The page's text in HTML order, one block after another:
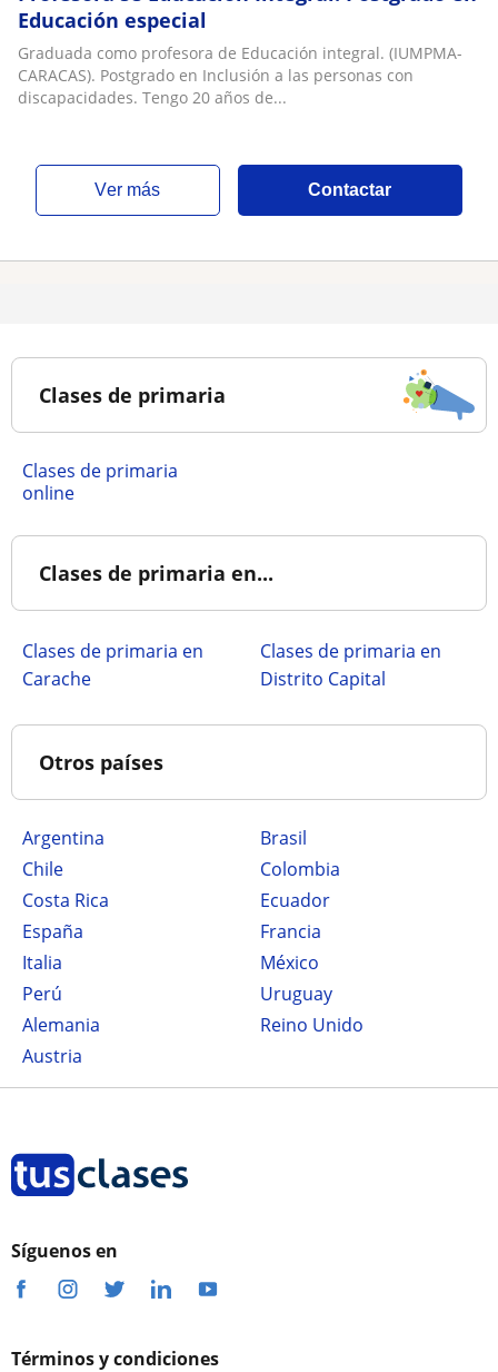
Educación especial
Graduada como profesora de Educación integral. (IUMPMA-
CARACAS). Postgrado en Inclusión a las personas con
discapacidades. Tengo 20 años de...
ver más Contactar
Clases de primaria
Clases de primaria
online
Clases de primaria en...
Clases de primaria en
Carache
Clases de primaria en
Distrito Capital
Otros países
Argentina
Brasil
Chile
Colombia
Costa Rica
Ecuador
España
Francia
Italia
México
Perú
Uruguay
Alemania
Reino Unido
Austria
Síguenos en
Términos y condiciones